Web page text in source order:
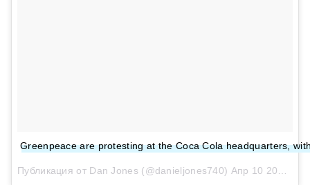
Greenpeace are protesting at the Coca Cola headquarters,
Публикация от Dan Jones (@danieljones740) Апр 10 2017 в 1:13 PDT